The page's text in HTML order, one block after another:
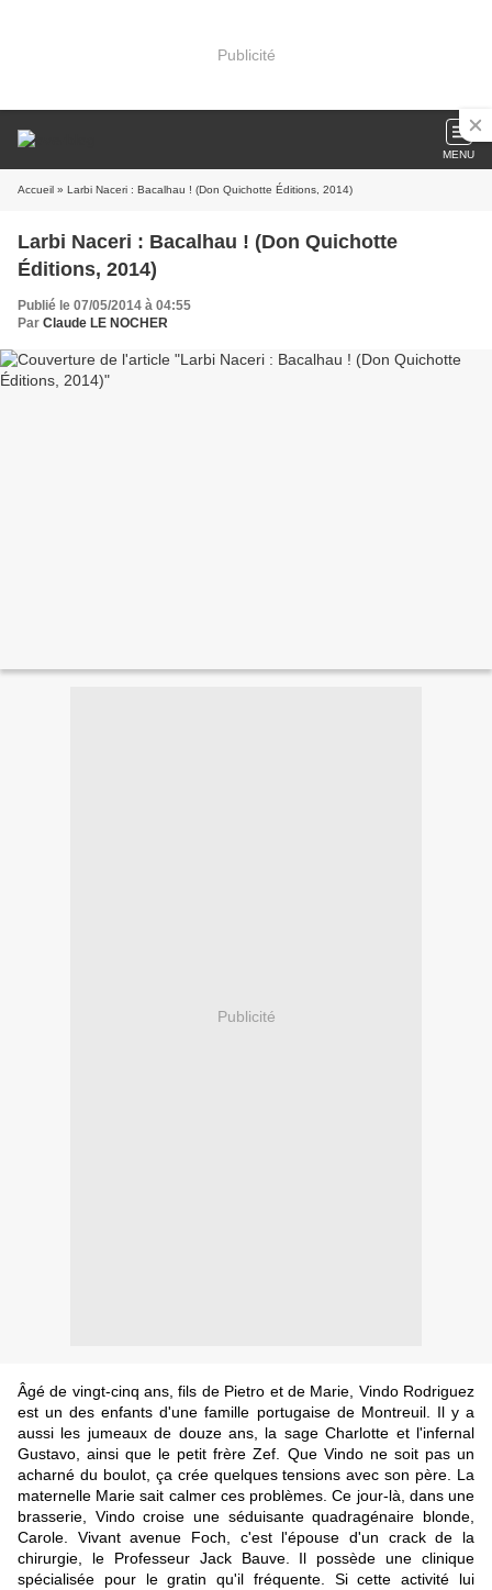
Publicité
MENU
Accueil » Larbi Naceri : Bacalhau ! (Don Quichotte Éditions, 2014)
Larbi Naceri : Bacalhau ! (Don Quichotte
Éditions, 2014)
Publié le 07/05/2014 à 04:55
Par Claude LE NOCHER
Publicité
Âgé de vingt-cinq ans, fils de Pietro et de Marie, Vindo Rodriguez
est un des enfants d'une famille portugaise de Montreuil. Il y a
aussi les jumeaux de douze ans, la sage Charlotte et l'infernal
Gustavo, ainsi que le petit frère Zef. Que Vindo ne soit pas un
acharné du boulot, ça crée quelques tensions avec son père. La
maternelle Marie sait calmer ces problèmes. Ce jour-là, dans une
brasserie, Vindo croise une séduisante quadragénaire blonde,
Carole. Vivant avenue Foch, c'est l'épouse d'un crack de la
chirurgie, le Professeur Jack Bauve. Il possède une clinique
spécialisée pour le gratin qu'il fréquente. Si cette activité lui